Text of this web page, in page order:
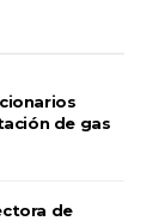
de gas
de